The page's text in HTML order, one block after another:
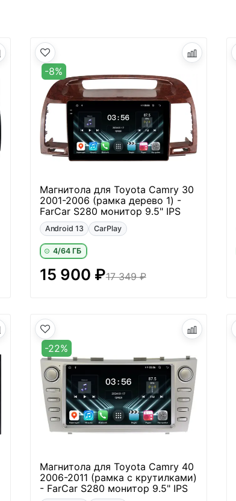
-8%
Магнитола для Toyota Camry 30
2001-2006 (рамка дерево 1) -
FarCar S280 монитор 9.5" IPS
Android 13 CarPlay
4/64 ГБ
17 349 ₽
15 900 ₽
-22%
Магнитола для Toyota Camry 40
2006-2011 (рамка с крутилками)
- FarCar S280 монитор 9.5" IPS